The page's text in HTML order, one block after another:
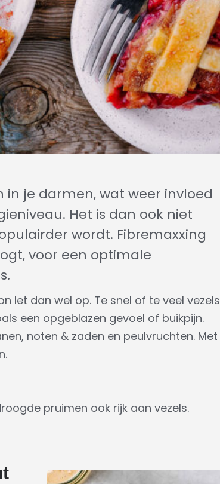
in je darmen, wat weer invloed
Het is dan ook niet
wordt. Fibremaxxing
voor een optimale
let dan wel op. Te snel of te veel vezels
een opgeblazen gevoel of buikpijn.
noten & zaden en peulvruchten. Met
pruimen ook rijk aan vezels.